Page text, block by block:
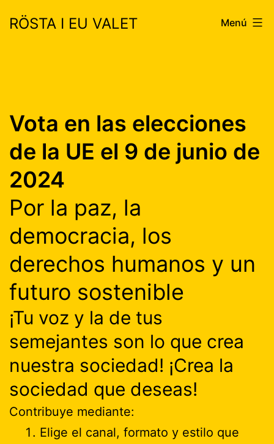
RÖSTA I EU VALET Menú
Vota en las elecciones
de la UE el 9 de junio de
2024
Por la paz, la
democracia, los
derechos humanos y un
futuro sostenible
¡Tu voz y la de tus
semejantes son lo que crea
nuestra sociedad! ¡Crea la
sociedad que deseas!
Contribuye mediante:
Elige el canal, formato y estilo que